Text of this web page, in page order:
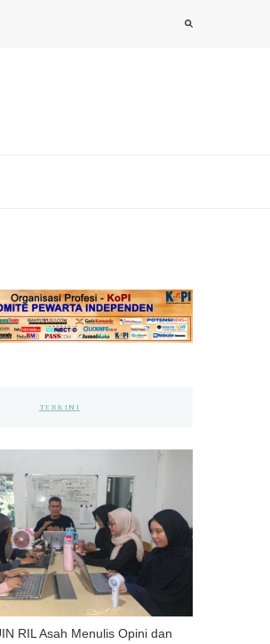
TERKINI
RIL Asah Menulis Opini dan